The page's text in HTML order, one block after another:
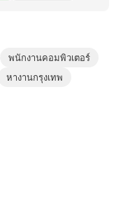
พนักงานคอมพิวเตอร์
หางานกรุงเทพ